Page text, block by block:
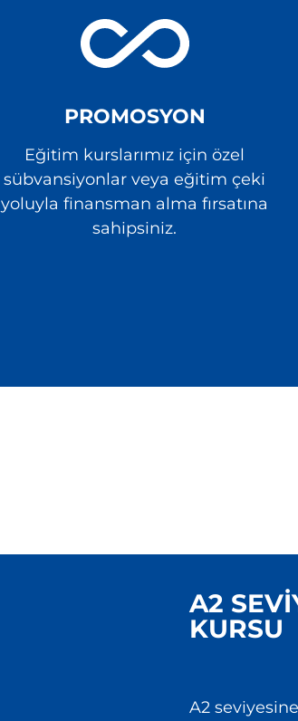
PROMOSYON
Eğitim kurslarımız için özel
sübvansiyonlar veya eğitim çeki
yoluyla finansman alma fırsatına
sahipsiniz.
A2
KURSU
A2